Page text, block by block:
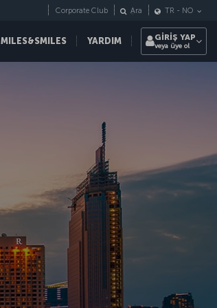
MILES&SMILES YARDIM
Corporate Club Ara TR - NO
GİRİŞ YAP
veya üye ol